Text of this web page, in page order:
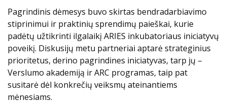
Pagrindinis dėmesys buvo skirtas bendradarbiavimo
stiprinimui ir praktinių sprendimų paieškai, kurie
padėtų užtikrinti ilgalaikį ARIES inkubatoriaus iniciatyvų
poveikį. Diskusijų metu partneriai aptarė strateginius
prioritetus, derino pagrindines iniciatyvas, tarp jų –
Verslumo akademiją ir ARC programas, taip pat
susitarė dėl konkrečių veiksmų ateinantiems
mėnesiams.